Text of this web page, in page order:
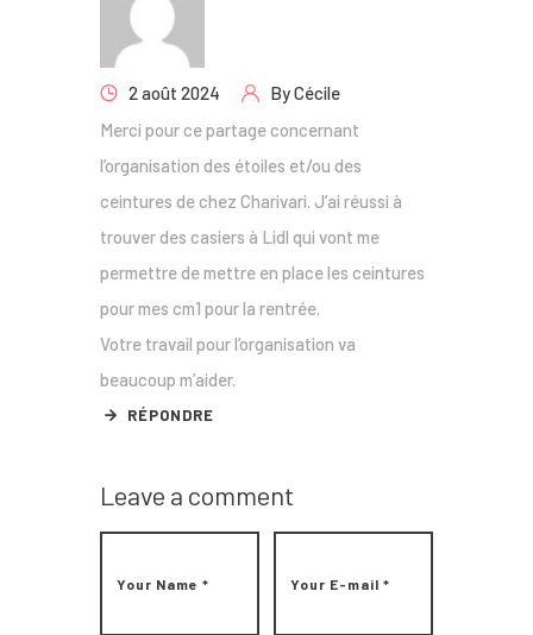
2 août 2024 ByCécile
Merci pour ce partage concernant
l’organisation des étoiles et/ou des
ceintures de chez Charivari. J’ai réussi à
trouver des casiers à Lidl qui vont me
permettre de mettre en place les ceintures
pour mes cm1 pour la rentrée.
Votre travail pour l’organisation va
beaucoup m’aider.
RÉPONDRE
Leave a comment